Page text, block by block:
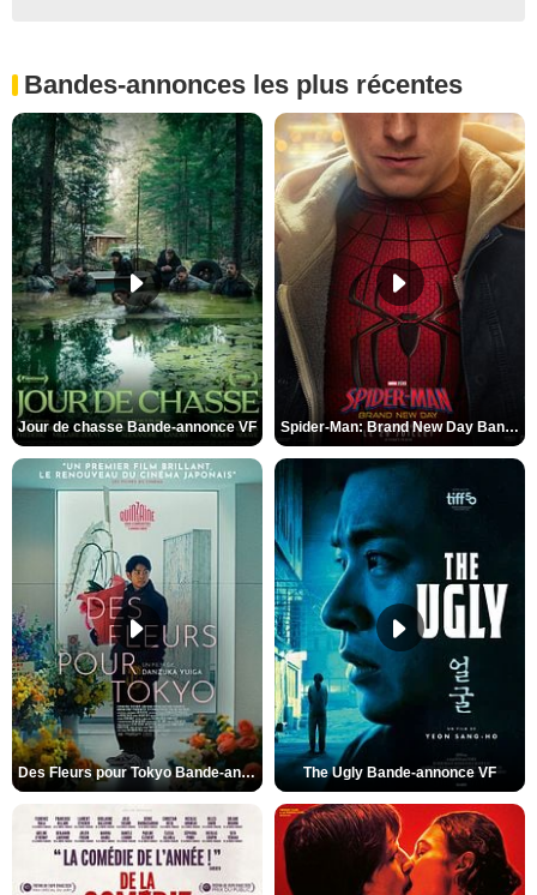
Bandes-annonces les plus récentes
Jour de chasse Bande-annonce VF Spider-Man: Brand New Day Bande-annonce (3) VO STFR
Des Fleurs pour Tokyo Bande-annonce VO STFR The Ugly Bande-annonce VF